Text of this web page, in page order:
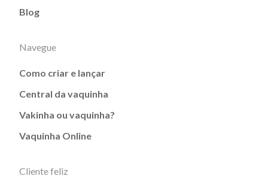
Blog
Navegue
Como criar e lançar
Central da vaquinha
Vakinha ou vaquinha?
Vaquinha Online
Cliente feliz